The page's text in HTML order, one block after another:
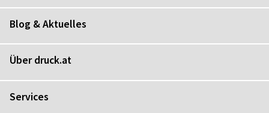
Blog & Aktuelles
Über druck.at
Services